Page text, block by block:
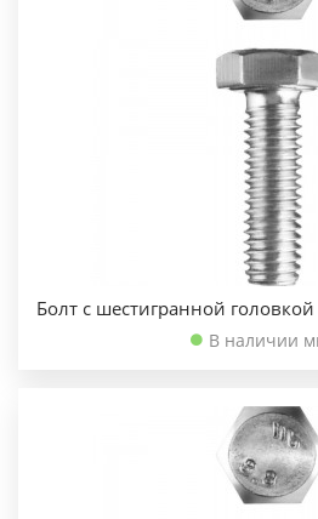
Болт с шестигранной
В наличии